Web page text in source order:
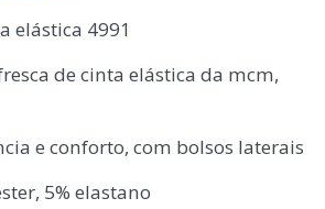
elástica 4991
de cinta elástica da mcm,
e conforto, com bolsos laterais
5% elastano